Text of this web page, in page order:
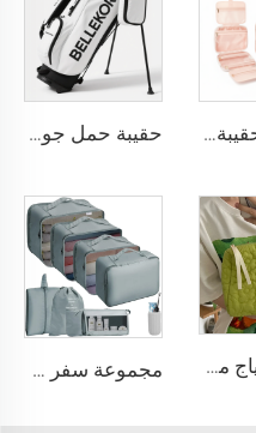
مجموعة حقيبة مستلزمات تويلتية BELLEKOR باللون الوردي بتصميم ماسي حقيبة حمل جولف من BELLEKOR
حقيبة ماكياج مخصصة بنمط زهري منظم مستحضرات التجميل بسحابة حقيبة سفر غسل للنساء حقيبة مستحضرات التجميل مجموعة سفر محمولة ومدامة تحمل الشعار الخاص بك، تتضمن حقائب فرز الأمتعة وتنظيم الملابس وحقائب تخزين مقاومة للغبار لل أحذية